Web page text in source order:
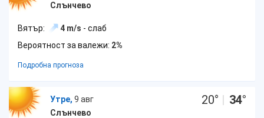
Слънчево
Вятър: 4 m/s - слаб
Вероятност за валежи: 2%
Подробна прогноза
Утре, 9 авг
Слънчево
20° | 34°